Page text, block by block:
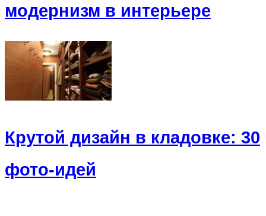
модернизм в интерьере
Крутой дизайн в кладовке: 30
фото-идей